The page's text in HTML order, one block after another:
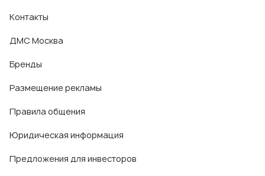
Контакты
ДМС Москва
Бренды
Размещение рекламы
Правила общения
Юридическая информация
Предложения для инвесторов